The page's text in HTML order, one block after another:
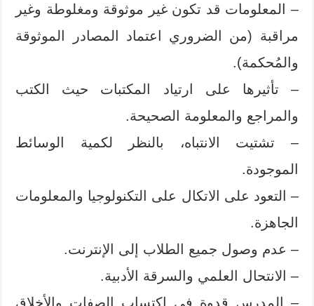
– المعلومات قد تكون غير موثوقة ومغلوطة وغير
مراقبة (من الضروري اعتماد المصادر الموثوقة
والمُحكمة).
– تأثيرها على ارتياد المكتبات حيث الكتب
والمراجع والمعلومة الصحيحة.
– تشتيت الانتباه، بالنظر لكمية الوسائط
الموجودة.
– التعود على الاتكال على التكنولوجيا والمعلومات
الجاهزة.
– عدم وصول جميع الطلاب إلى الإنترنت.
– الانتحال العلمي والسرقة الأدبية.
– المدرس قدوة في اكتساب الصفات والأخلاق